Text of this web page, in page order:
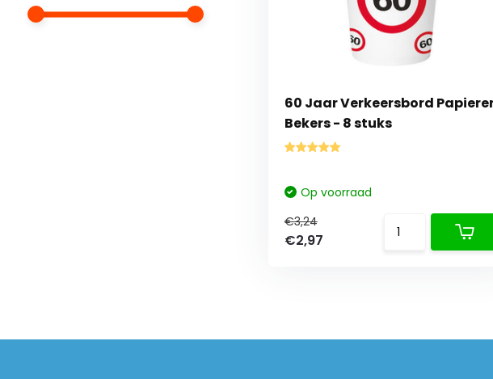
60 Jaar Verkeersbord
Bekers - 8 stuks
Op voorraad
€3,24
€2,97